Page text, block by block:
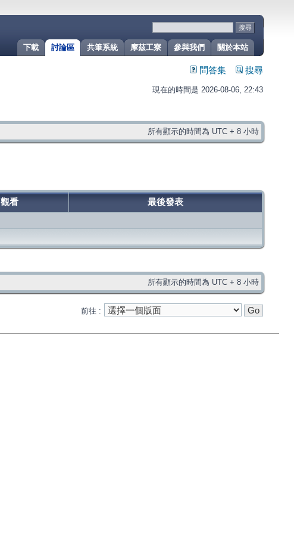
關於本站
參與我們
摩茲工寮
共筆系統
討論區
下載
問答集 搜尋
現在的時間是 2026-08-06, 22:43
所有顯示的時間為 UTC + 8 小時
觀看 最後發表
所有顯示的時間為 UTC + 8 小時
前往 :